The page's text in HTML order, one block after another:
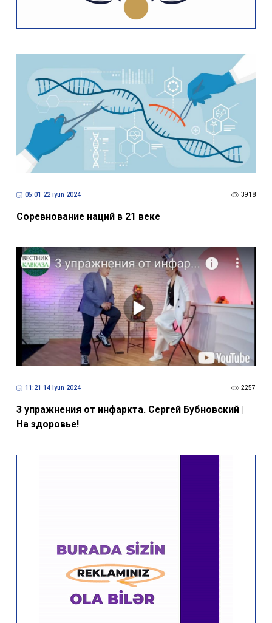
05:01 22 iyun 2024 3918
Соревнование наций в 21 веке
11:21 14 iyun 2024 2257
3 упражнения от инфаркта. Сергей Бубновский |
На здоровье!